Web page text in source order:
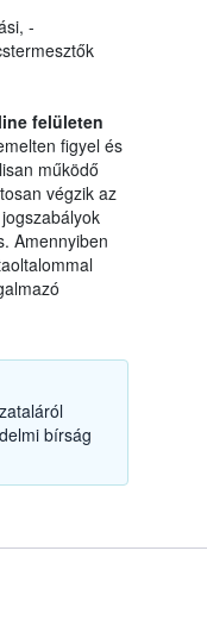
-
felületen
figyel és
működő
végzik az
Amennyiben
bírság